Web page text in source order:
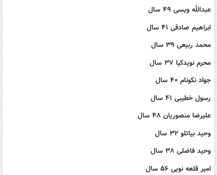
عبدالله ویسی ۴۹ سال
ابراهیم صادقی ۴۱ سال
محمد ربیعی ۳۹ سال
محرم نویدکیا ۳۷ سال
جواد نکونام ۴۰ سال
رسول خطیبی ۴۱ سال
علیرضا منصوریان ۴۸ سال
وحید بیاتلو ۳۲ سال
وحید فاضلی ۳۸ سال
امیر قلعه نویی ۵۶ سال